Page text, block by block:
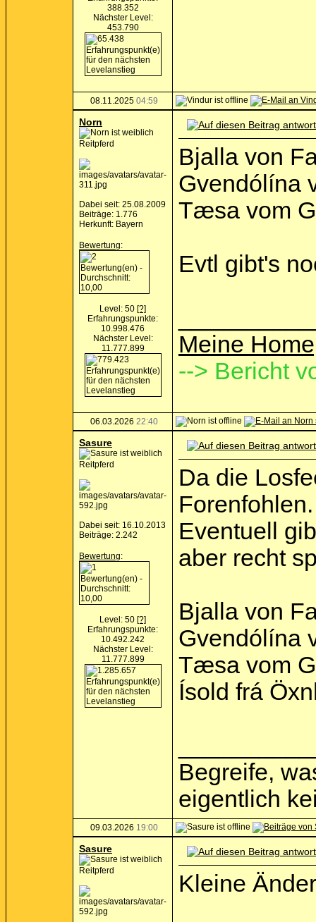
388.352
Nächster Level:
453.790
08.11.2025 04:59
Norn
Reitpferd
Dabei seit: 25.08.2009
Beiträge: 1.776
Herkunft: Bayern
Bewertung:
Level: 50 [?]
Erfahrungspunkte:
10.998.476
Nächster Level:
11.777.899
Bjalla von
Gvendólína
Tæsa vom
Evtl gibt's
Meine
--> Bericht
06.03.2026 22:40
Sasure
Reitpferd
Dabei seit: 16.10.2013
Beiträge: 2.242
Bewertung:
Level: 50 [?]
Erfahrungspunkte:
10.492.242
Nächster Level:
11.777.899
Da die
Forenfohlen.
Eventuell
aber recht
Bjalla von
Gvendólína
Tæsa vom
Ísold frá
Begreife,
eigentlich
09.03.2026 19:00
Sasure
Reitpferd Kleine